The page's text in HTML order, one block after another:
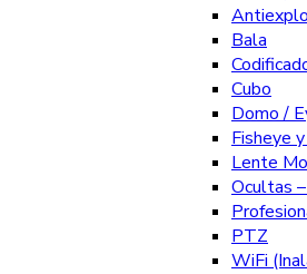
Bala
Cubo
Domo /
Fisheye
Lente
Ocultas
PTZ
WiFi